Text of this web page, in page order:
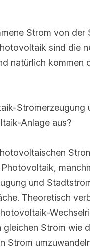
sind die
die
Anlage aus?
und Stadtstrom
die Funktion
wie das Netz mit
Die Phase.